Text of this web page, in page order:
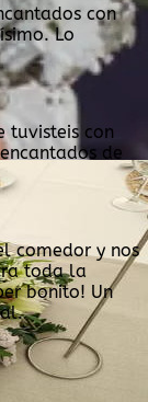
con
Lo
tuvisteis con
de
comedor y nos
toda la
bonito! Un